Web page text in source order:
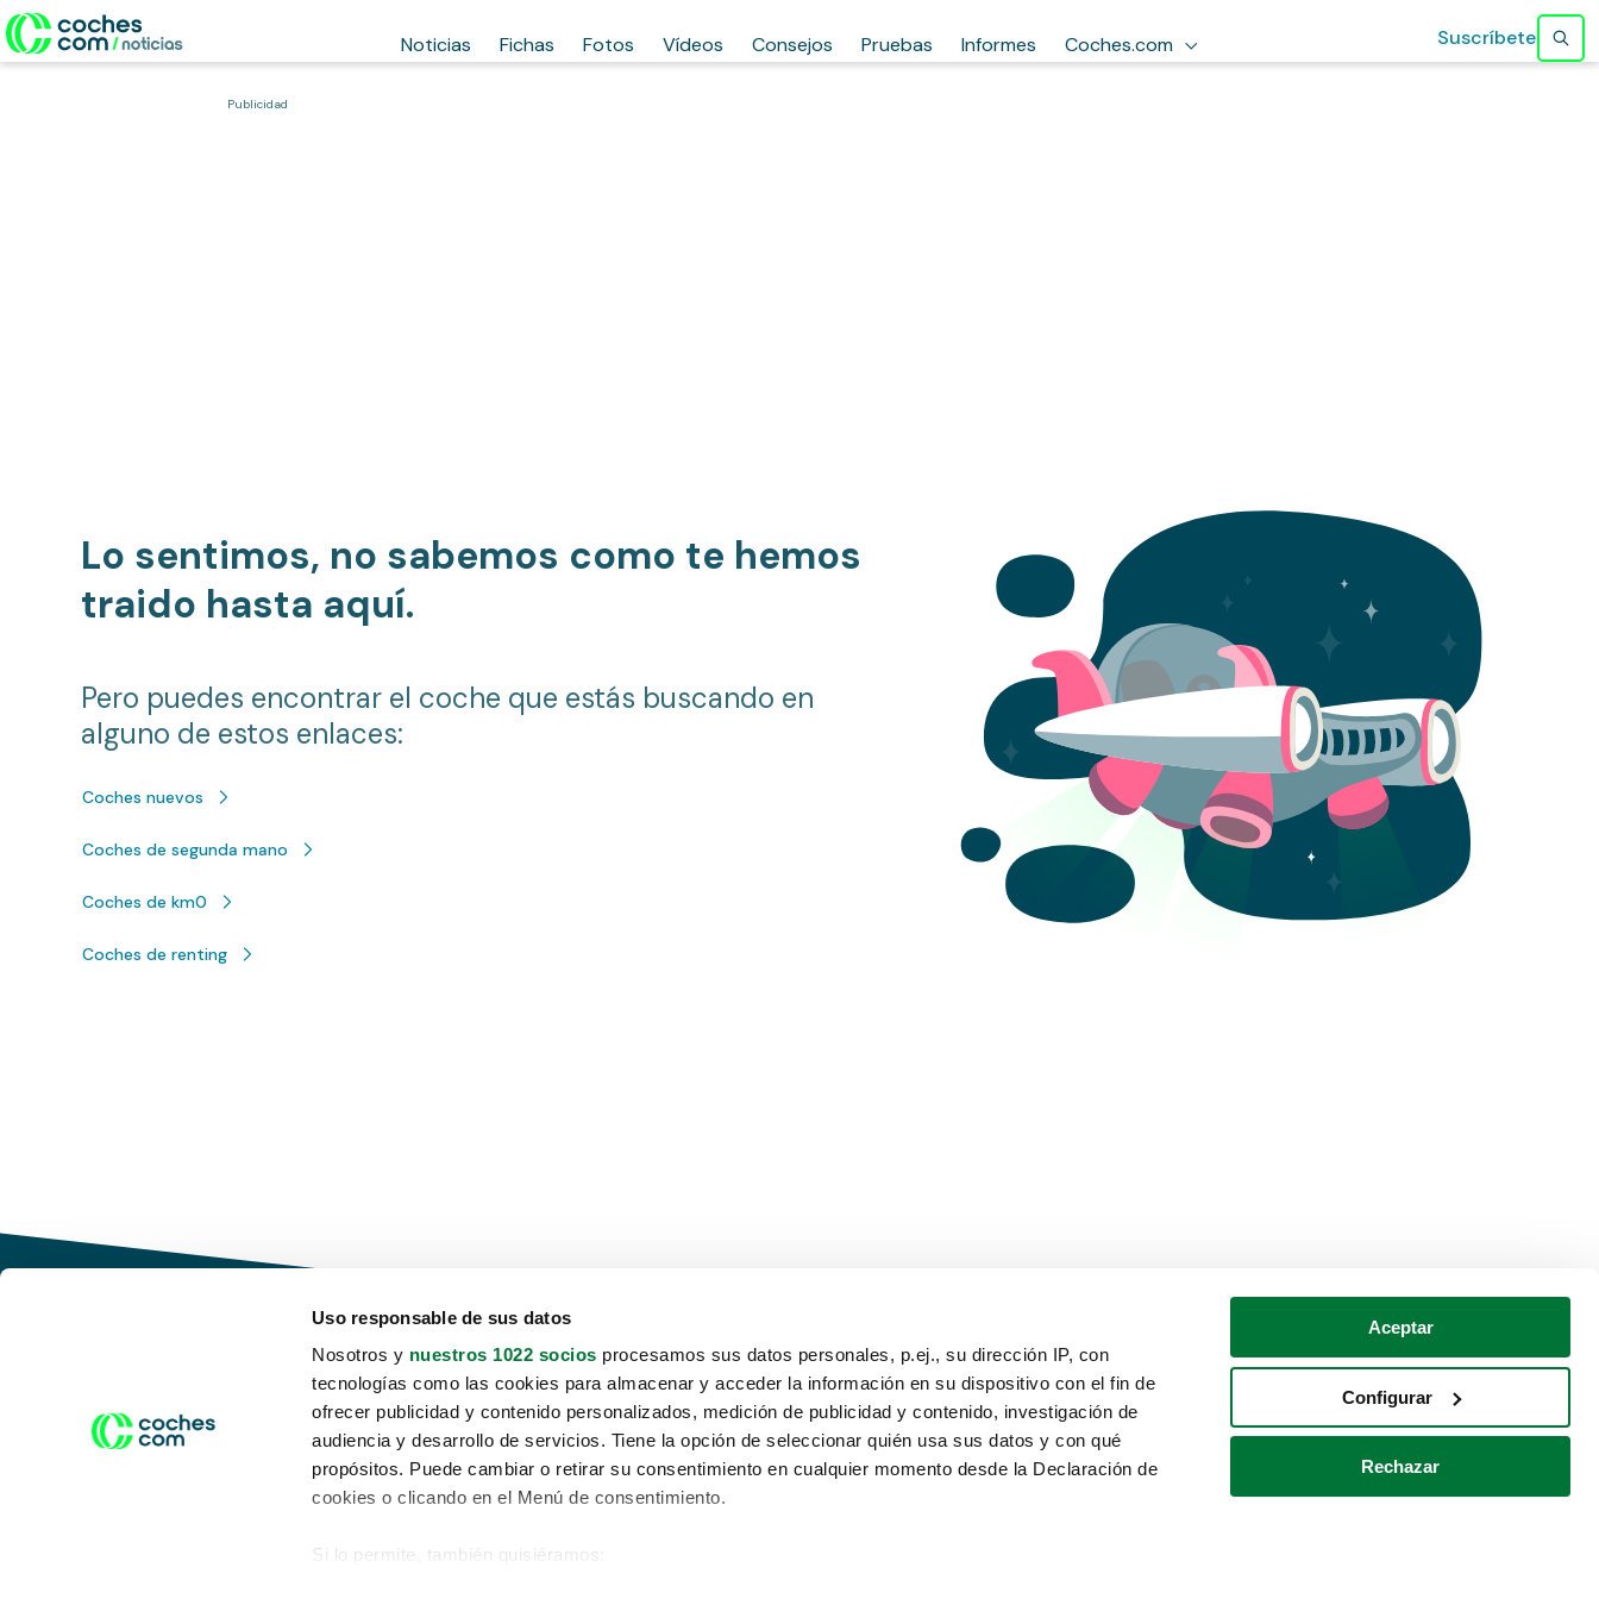
Uso responsable de sus datos
Nosotros y nuestros 1022 socios procesamos sus datos personales, p.ej., su dirección IP, con
tecnologías como las cookies para almacenar y acceder la información en su dispositivo con el fin de
ofrecer publicidad y contenido personalizados, medición de publicidad y contenido, investigación de
audiencia y desarrollo de servicios. Tiene la opción de seleccionar quién usa sus datos y con qué
propósitos. Puede cambiar o retirar su consentimiento en cualquier momento desde la Declaración de
cookies o clicando en el Menú de consentimiento.
Si lo permite, también quisiéramos:
Aceptar
Configurar
Rechazar
Noticias Fichas Fotos Vídeos Consejos Pruebas Informes Coches.com Suscríbete
Publicidad
Lo sentimos, no sabemos como te hemos
traido hasta aquí.
Pero puedes encontrar el coche que estás buscando en
alguno de estos enlaces:
Coches nuevos
Coches de segunda mano
Coches de km0
Coches de renting
Conduce tu futuro,
desata tu movilidad